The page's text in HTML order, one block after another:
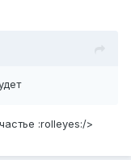
:rolleyes:/>